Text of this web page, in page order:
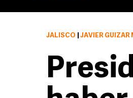
JALISCO JAVIER GUÍZAR